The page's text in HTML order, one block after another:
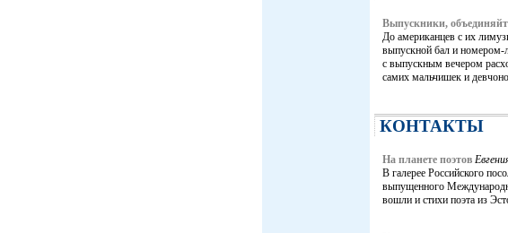
Выпускники,
До американцев с их
выпускной бал и номером-
с выпускным вечером
самих мальчишек и
КОНТАКТЫ
На планете поэтов
В галерее Российского
выпущенного
вошли и стихи поэта из